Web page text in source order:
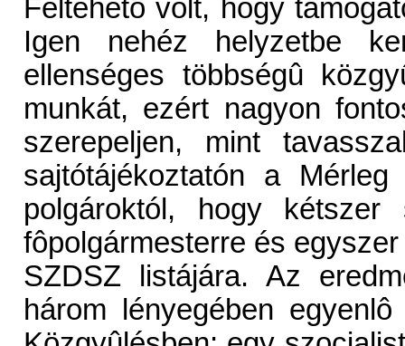
Feltehetô volt, hogy
Igen nehéz helyzetbe
ellenséges többségû
munkát, ezért nagyon
szerepeljen, mint
sajtótájékoztatón a
polgároktól, hogy
fôpolgármesterre és
SZDSZ listájára. Az
három lényegében